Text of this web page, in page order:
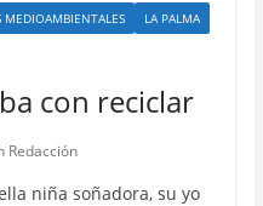
MEDIOAMBIENTALES
LA PALMA
con reciclar
Redacción
niña soñadora, su yo